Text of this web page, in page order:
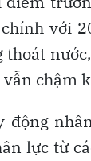
với
chậm
lực từ